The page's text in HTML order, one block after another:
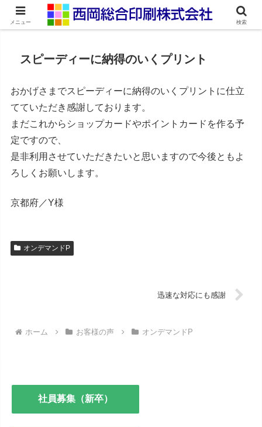
ネット印刷通販・オンデマンド印刷
スピーディーに納得のいくプリント
おかげさまでスピーディーに納得のいくプリントに仕立
てていただき感謝しております。
まだこれからショップカードやポイントカードを作る予
定ですので、
是非利用させていただきたいと思いますので今後ともよ
ろしくお願いします。
京都府／Y様
オンデマンドP
迅速な対応にも感謝
ホーム お客様の声 オンデマンドP
社員募集（新卒）
メニュー 検索